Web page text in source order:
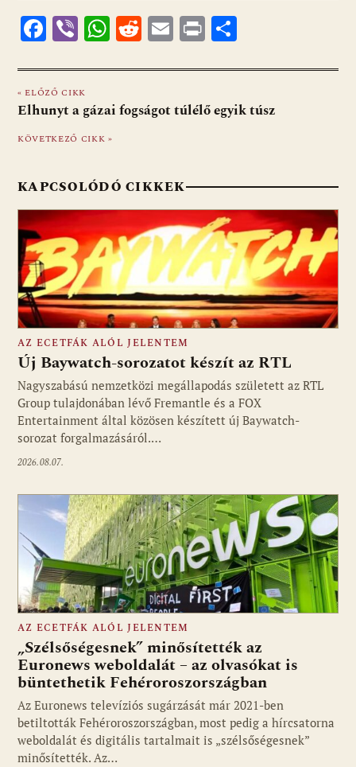
F
e
b
o
k
Vi
er
W
at
s
A
p
R
d
di
E
ai
l
Pr
t za
m
« ELŐZŐ CIKK
Elhunyt a gázai fogságot túlélő egyik túsz
KÖVETKEZŐ CIKK »
KAPCSOLÓDÓ CIKKEK
Fotó: media1.hu
AZ ECETFÁK ALÓL JELENTEM
Új Baywatch-sorozatot készít az RTL
Nagyszabású nemzetközi megállapodás született az RTL
Group tulajdonában lévő Fremantle és a FOX
Entertainment által közösen készített új Baywatch-
sorozat forgalmazásáról.…
2026.08.07.
Fotó: media1.hu
AZ ECETFÁK ALÓL JELENTEM
„Szélsőségesnek” minősítették az
Euronews weboldalát – az olvasókat is
büntethetik Fehéroroszországban
Az Euronews televíziós sugárzását már 2021-ben
betiltották Fehéroroszországban, most pedig a hírcsatorna
weboldalát és digitális tartalmait is „szélsőségesnek”
minősítették. Az…